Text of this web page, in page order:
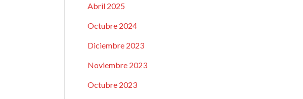
Abril 2025
Octubre 2024
Diciembre 2023
Noviembre 2023
Octubre 2023